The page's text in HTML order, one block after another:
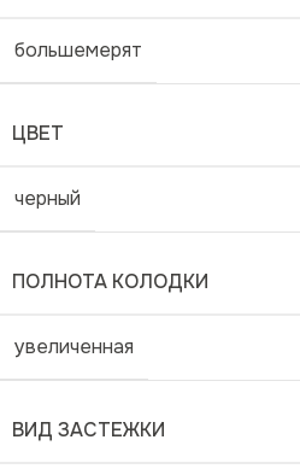
большемерят
ЦВЕТ
черный
ПОЛНОТА КОЛОДКИ
увеличенная
ВИД ЗАСТЕЖКИ